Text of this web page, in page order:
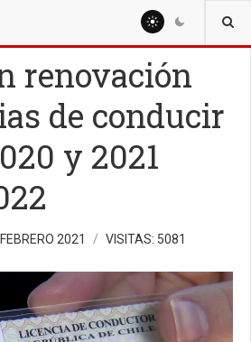
renovación
de conducir
y 2021
2021 VISITAS: 5081